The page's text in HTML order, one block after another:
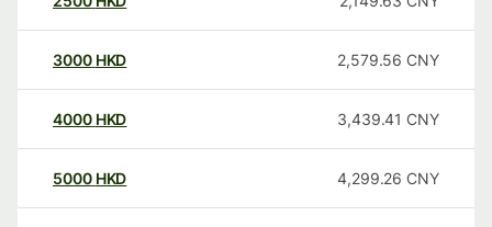
3000 HKD 2,579.56 CNY
4000 HKD 3,439.41 CNY
5000 HKD 4,299.26 CNY